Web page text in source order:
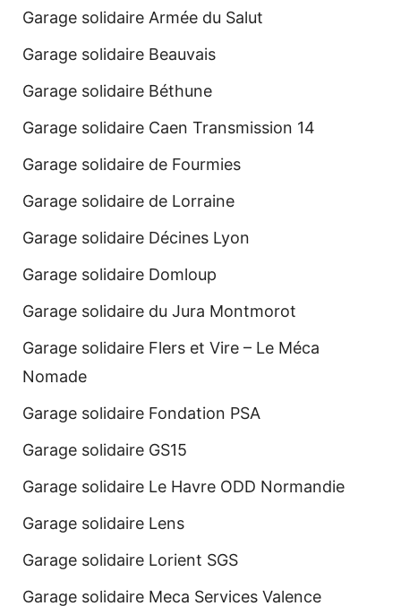
Garage solidaire Armée du Salut
Garage solidaire Beauvais
Garage solidaire Béthune
Garage solidaire Caen Transmission 14
Garage solidaire de Fourmies
Garage solidaire de Lorraine
Garage solidaire Décines Lyon
Garage solidaire Domloup
Garage solidaire du Jura Montmorot
Garage solidaire Flers et Vire – Le Méca
Nomade
Garage solidaire Fondation PSA
Garage solidaire GS15
Garage solidaire Le Havre ODD Normandie
Garage solidaire Lens
Garage solidaire Lorient SGS
Garage solidaire Meca Services Valence